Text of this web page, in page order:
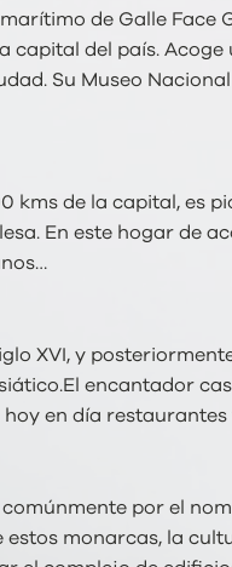
de Galle Face
del país.
Su Museo
kms de la capital, es
En este hogar de
XVI, y
encantador
en día restaurantes
por el
monarcas, la